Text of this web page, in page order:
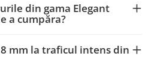
din gama Elegant
a cumpăra?
mm la traficul intens din